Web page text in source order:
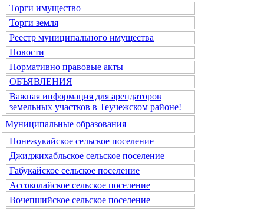
Торги имущество
Торги земля
Реестр муниципального имущества
Новости
Нормативно правовые акты
ОБЪЯВЛЕНИЯ
Важная информация для арендаторов
земельных участков в Теучежском районе!
Муниципальные образования
Понежукайское сельское поселение
Джиджихабльское сельское поселение
Габукайское сельское поселение
Ассоколайское сельское поселение
Вочепшийское сельское поселение